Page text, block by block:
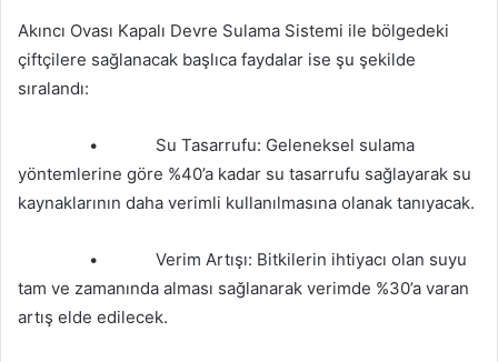
Akıncı Ovası Kapalı Devre Sulama Sistemi ile bölgedeki
çiftçilere sağlanacak başlıca faydalar ise şu şekilde
sıralandı:
• Su Tasarrufu: Geleneksel sulama
yöntemlerine göre %40’a kadar su tasarrufu sağlayarak su
kaynaklarının daha verimli kullanılmasına olanak tanıyacak.
• Verim Artışı: Bitkilerin ihtiyacı olan suyu
tam ve zamanında alması sağlanarak verimde %30’a varan
artış elde edilecek.